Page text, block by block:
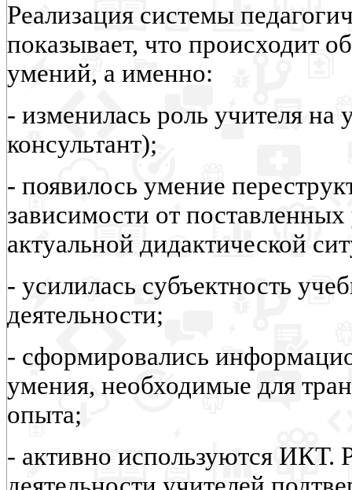
Реализация системы
показывает, что происходит
умений, а именно:
- изменилась роль учителя на
консультант);
- появилось умение
зависимости от
актуальной дидактической
- усилилась субъектность
деятельности;
- сформировались
умения, необходимые для
опыта;
- активно используются ИКТ.